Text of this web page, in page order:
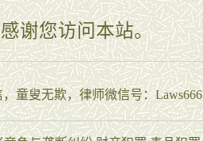
感谢您访问本站。
童叟无欺，律师微信号：